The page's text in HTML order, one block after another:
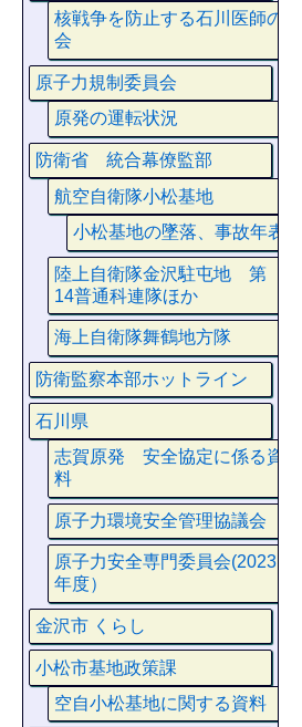
核戦争を防止する石川医師の
会
原子力規制委員会
原発の運転状況
防衛省 統合幕僚監部
航空自衛隊小松基地
小松基地の墜落、事故年表
陸上自衛隊金沢駐屯地 第
14普通科連隊ほか
海上自衛隊舞鶴地方隊
防衛監察本部ホットライン
石川県
志賀原発 安全協定に係る資
料
原子力環境安全管理協議会
原子力安全専門委員会(2023
年度）
金沢市 くらし
小松市基地政策課
空自小松基地に関する資料